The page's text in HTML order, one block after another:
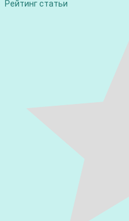
Рейтинг статьи